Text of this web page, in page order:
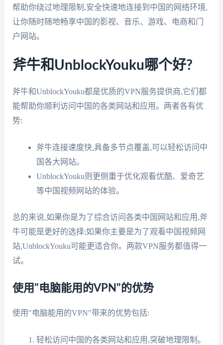
帮助你绕过地理限制,安全快速地连接到中国的网络环境,
让你随时随地畅享中国的影视、音乐、游戏、电商和门
户网站。
斧牛和UnblockYouku哪个好?
斧牛和UnblockYouku都是优质的VPN服务提供商,它们都
能帮助你顺利访问中国的各类网站和应用。两者各有优
势:
斧牛连接速度快,具备多节点覆盖,可以轻松访问中
国各大网站。
UnblockYouku则更侧重于优化观看优酷、爱奇艺
等中国视频网站的体验。
总的来说,如果你是为了综合访问各类中国网站和应用,斧
牛可能是更好的选择;如果你主要是为了观看中国视频网
站,UnblockYouku可能更适合你。两款VPN服务都值得一
试。
使用"电脑能用的VPN"的优势
使用"电脑能用的VPN"带来的优势包括:
轻松访问中国的各类网站和应用,突破地理限制。